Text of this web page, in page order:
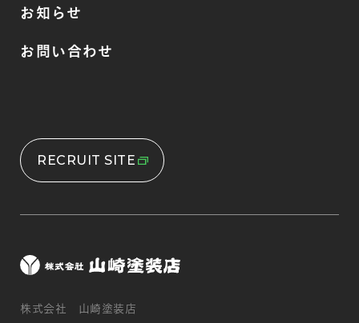
お知らせ
お問い合わせ
RECRUIT SITE
株式会社 山崎塗装店